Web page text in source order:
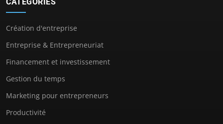
Création d'entreprise
Entreprise & Entrepreneuriat
Financement et investissement
Gestion du temps
Marketing pour entrepreneurs
Productivité